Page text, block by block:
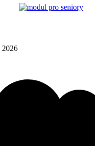
2026